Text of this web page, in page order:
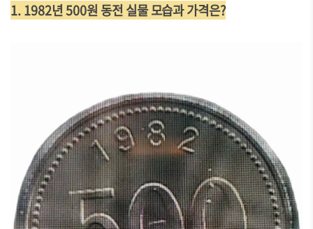
1. 1982년 500원 동전 실물 모습과 가격은?